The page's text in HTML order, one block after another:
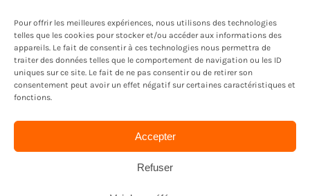
Pour offrir les meilleures expériences, nous utilisons des technologies
telles que les cookies pour stocker et/ou accéder aux informations des
appareils. Le fait de consentir à ces technologies nous permettra de
traiter des données telles que le comportement de navigation ou les ID
uniques sur ce site. Le fait de ne pas consentir ou de retirer son
consentement peut avoir un effet négatif sur certaines caractéristiques et
fonctions.
Accepter
Refuser
2026 | Réalisé par
droit reservé